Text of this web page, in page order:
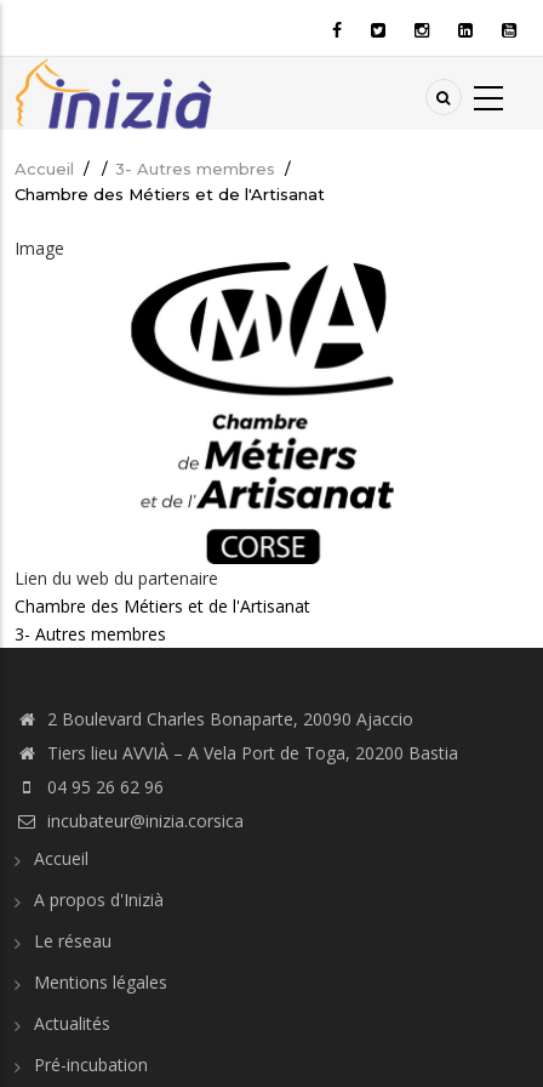
contenu
principal
Fil
Accueil / / 3- Autres membres /
Chambre des Métiers et de l'Artisanat
Image
Lien du web du partenaire
Chambre des Métiers et de l'Artisanat
3- Autres membres
2 Boulevard Charles Bonaparte, 20090 Ajaccio
Tiers lieu AVVIÀ – A Vela Port de Toga, 20200 Bastia
04 95 26 62 96
incubateur@inizia.corsica
Accueil
A propos d'Inizià
Le réseau
Mentions légales
Actualités
Pré-incubation